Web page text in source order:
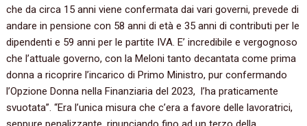
che da circa 15 anni viene confermata dai vari governi, prevede di
andare in pensione con 58 anni di età e 35 anni di contributi per le
dipendenti e 59 anni per le partite IVA. E’ incredibile e vergognoso
che l’attuale governo, con la Meloni tanto decantata come prima
donna a ricoprire l’incarico di Primo Ministro, pur confermando
l’Opzione Donna nella Finanziaria del 2023, l’ha praticamente
svuotata”. “Era l’unica misura che c’era a favore delle lavoratrici,